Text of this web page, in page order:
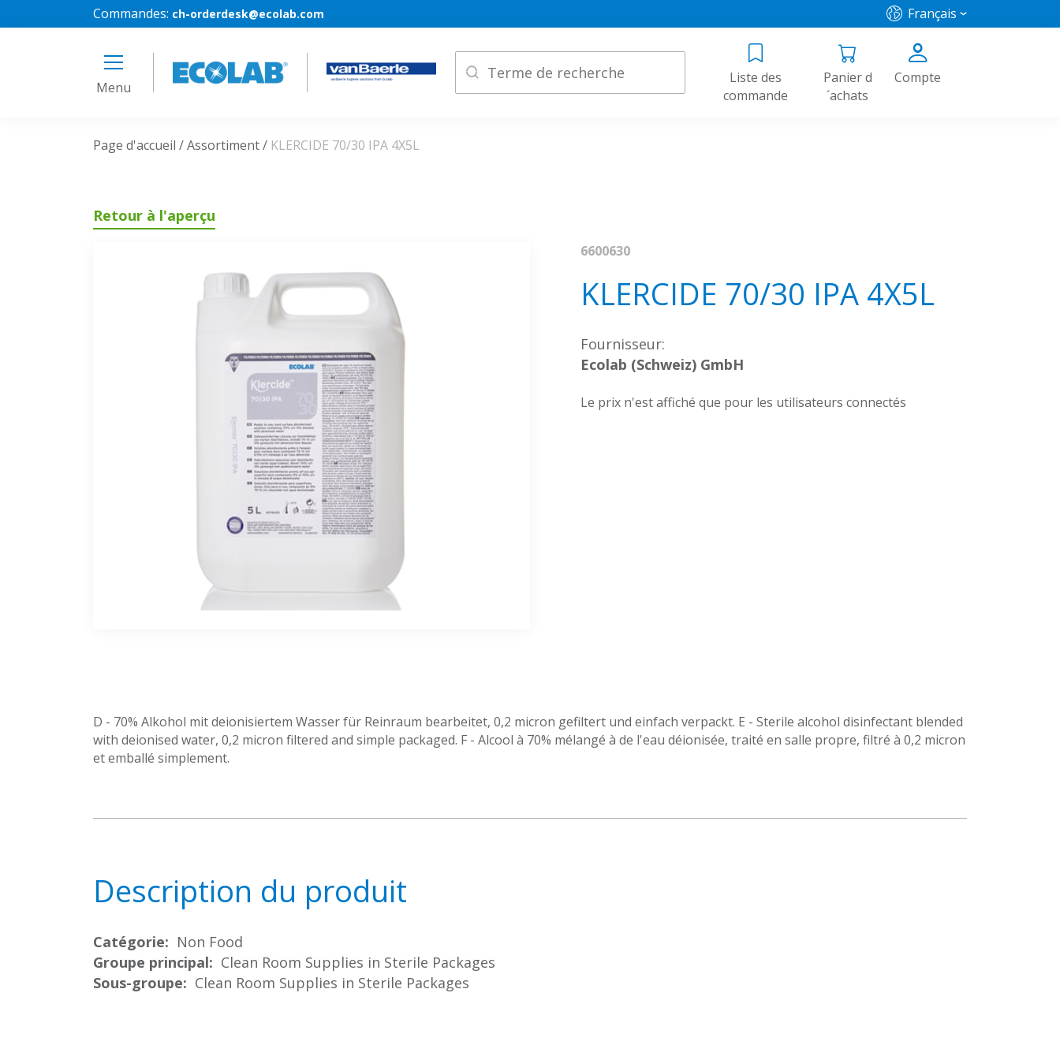
Commandes: ch-orderdesk@ecolab.com Français
Menu
Liste des
commande
Panier d
´achats
Compte
Page d'accueil Assortiment KLERCIDE 70/30 IPA 4X5L
Retour à l'aperçu
6600630
KLERCIDE 70/30 IPA 4X5L
Fournisseur:
Ecolab (Schweiz) GmbH
Le prix n'est affiché que pour les utilisateurs connectés
D - 70% Alkohol mit deionisiertem Wasser für Reinraum bearbeitet, 0,2 micron gefiltert und einfach verpackt. E - Sterile alcohol disinfectant blended
with deionised water, 0,2 micron filtered and simple packaged. F - Alcool à 70% mélangé à de l'eau déionisée, traité en salle propre, filtré à 0,2 micron
et emballé simplement.
Description du produit
Catégorie: Non Food
Groupe principal: Clean Room Supplies in Sterile Packages
Sous-groupe: Clean Room Supplies in Sterile Packages